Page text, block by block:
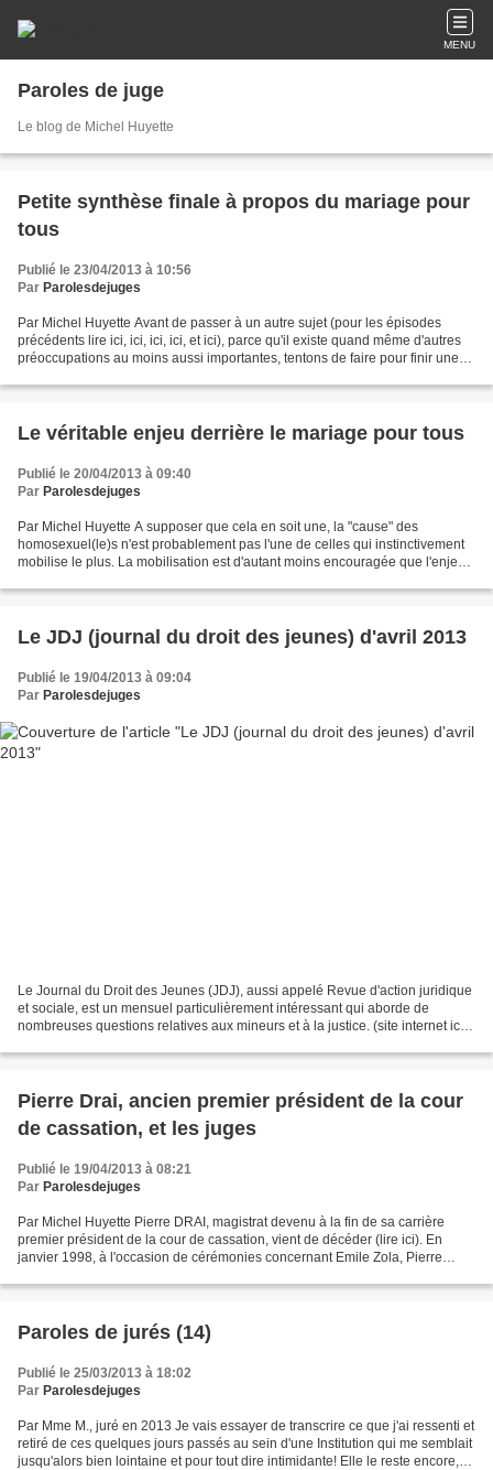
MENU
Paroles de juge
Le blog de Michel Huyette
Petite synthèse finale à propos du mariage pour
tous
Publié le 23/04/2013 à 10:56
Par Parolesdejuges
Par Michel Huyette Avant de passer à un autre sujet (pour les épisodes
précédents lire ici, ici, ici, ici, et ici), parce qu'il existe quand même d'autres
préoccupations au moins aussi importantes, tentons de faire pour finir une
Le véritable enjeu derrière le mariage pour tous
Publié le 20/04/2013 à 09:40
Par Parolesdejuges
Par Michel Huyette A supposer que cela en soit une, la "cause" des
homosexuel(le)s n'est probablement pas l'une de celles qui instinctivement
mobilise le plus. La mobilisation est d'autant moins encouragée que l'enjeu,
Le JDJ (journal du droit des jeunes) d'avril 2013
Publié le 19/04/2013 à 09:04
Par Parolesdejuges
Le Journal du Droit des Jeunes (JDJ), aussi appelé Revue d'action juridique
et sociale, est un mensuel particulièrement intéressant qui aborde de
nombreuses questions relatives aux mineurs et à la justice. (site internet ici)
Pierre Drai, ancien premier président de la cour
de cassation, et les juges
Publié le 19/04/2013 à 08:21
Par Parolesdejuges
Par Michel Huyette Pierre DRAI, magistrat devenu à la fin de sa carrière
premier président de la cour de cassation, vient de décéder (lire ici). En
janvier 1998, à l'occasion de cérémonies concernant Emile Zola, Pierre
Paroles de jurés (14)
Publié le 25/03/2013 à 18:02
Par Parolesdejuges
Par Mme M., juré en 2013 Je vais essayer de transcrire ce que j'ai ressenti et
retiré de ces quelques jours passés au sein d'une Institution qui me semblait
jusqu'alors bien lointaine et pour tout dire intimidante! Elle le reste encore,